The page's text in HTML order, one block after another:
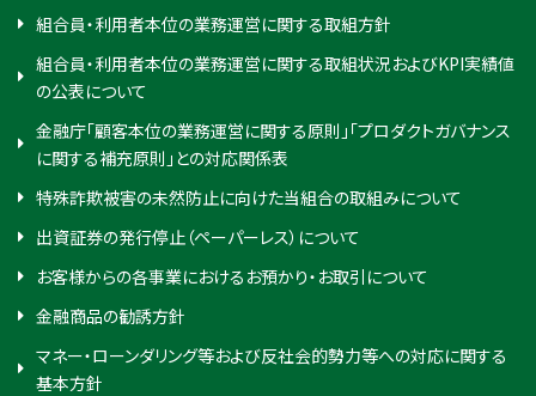
組合員・利用者本位の業務運営に関する取組方針
組合員・利用者本位の業務運営に関する取組状況およびKPI実績値
の公表について
金融庁「顧客本位の業務運営に関する原則」「プロダクトガバナンス
に関する補充原則」との対応関係表
特殊詐欺被害の未然防止に向けた当組合の取組みについて
出資証券の発行停止（ペーパーレス）について
お客様からの各事業におけるお預かり・お取引について
金融商品の勧誘方針
マネー・ローンダリング等および反社会的勢力等への対応に関する
基本方針